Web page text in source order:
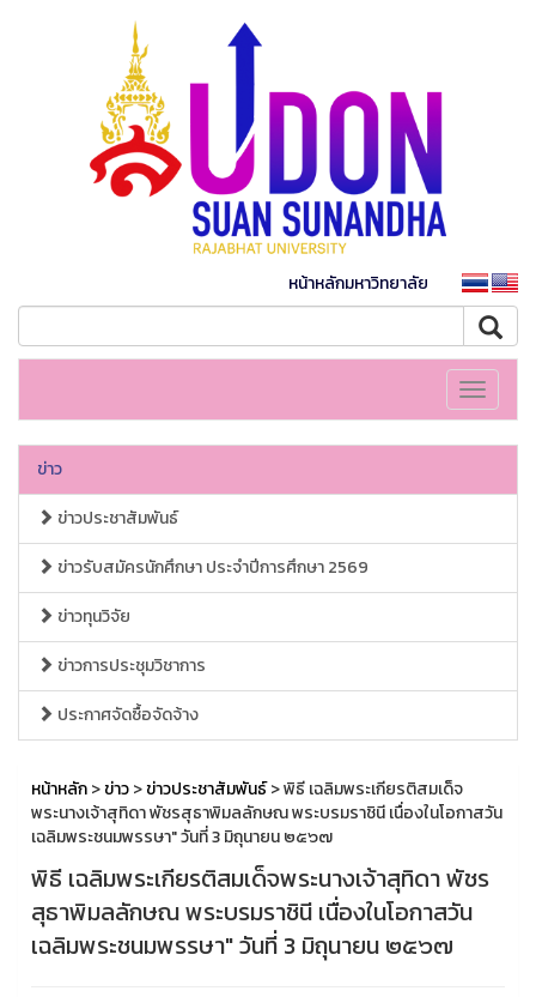
หน้าหลักมหาวิทยาลัย
Toggle
ข่าว
ข่าวประชาสัมพันธ์
ข่าวรับสมัครนักศึกษา ประจำปีการศึกษา 2569
ข่าวทุนวิจัย
ข่าวการประชุมวิชาการ
ประกาศจัดซื้อจัดจ้าง
หน้าหลัก>ข่าว>ข่าวประชาสัมพันธ์> พิธี เฉลิมพระเกียรติสมเด็จ
พระนางเจ้าสุทิดา พัชรสุธาพิมลลักษณ พระบรมราชินี เนื่องในโอกาสวัน
เฉลิมพระชนมพรรษา" วันที่ 3 มิถุนายน ๒๕๖๗
พิธี เฉลิมพระเกียรติสมเด็จพระนางเจ้าสุทิดา พัชร
สุธาพิมลลักษณ พระบรมราชินี เนื่องในโอกาสวัน
เฉลิมพระชนมพรรษา" วันที่ 3 มิถุนายน ๒๕๖๗